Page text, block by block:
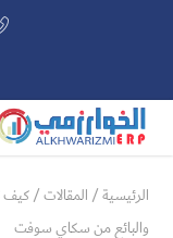
الرئيسية/ المقالات/كيف
والبائع من سكاي سوفت